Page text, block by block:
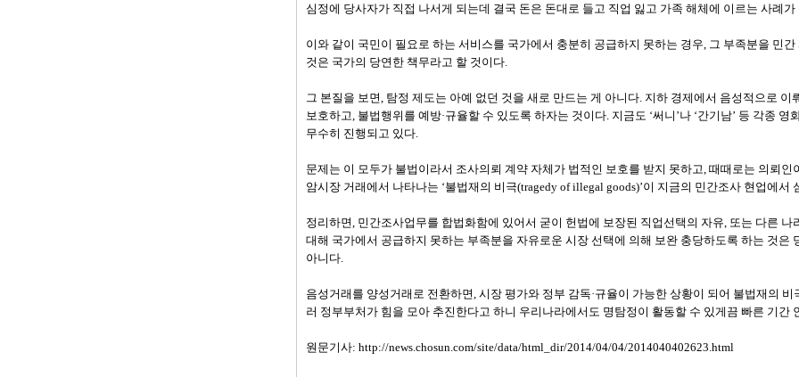
심정에 당사자가 직접 나서게 되는데 결국 돈은 돈대로 들고 직업 잃고 가족 해체에 이르는 사례가
이와 같이 국민이 필요로 하는 서비스를 국가에서 충분히 공급하지 못하는 경우, 그 부족분을 민
것은 국가의 당연한 책무라고 할 것이다.
그 본질을 보면, 탐정 제도는 아예 없던 것을 새로 만드는 게 아니다. 지하 경제에서 음성적으로
보호하고, 불법행위를 예방·규율할 수 있도록 하자는 것이다. 지금도 ‘써니’나 ‘간기남’ 등 각종
무수히 진행되고 있다.
문제는 이 모두가 불법이라서 조사의뢰 계약 자체가 법적인 보호를 받지 못하고, 때때로는 의뢰
암시장 거래에서 나타나는 ‘불법재의 비극(tragedy of illegal goods)’이 지금의 민간조사 현업에서
정리하면, 민간조사업무를 합법화함에 있어서 굳이 헌법에 보장된 직업선택의 자유, 또는 다른
대해 국가에서 공급하지 못하는 부족분을 자유로운 시장 선택에 의해 보완 충당하도록 하는 것은
아니다.
음성거래를 양성거래로 전환하면, 시장 평가와 정부 감독·규율이 가능한 상황이 되어 불법재의
러 정부부처가 힘을 모아 추진한다고 하니 우리나라에서도 명탐정이 활동할 수 있게끔 빠른 기간
원문기사: http://news.chosun.com/site/data/html_dir/2014/04/04/2014040402623.html